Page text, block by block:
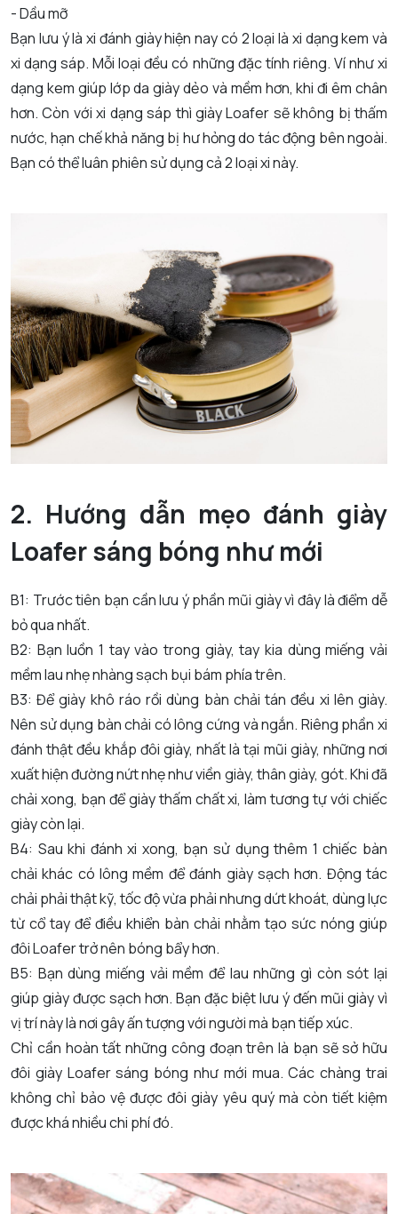
- Dầu mỡ
Bạn lưu ý là xi đánh giày hiện nay có 2 loại là xi dạng kem và
xi dạng sáp. Mỗi loại đều có những đặc tính riêng. Ví như xi
dạng kem giúp lớp da giày dẻo và mềm hơn, khi đi êm chân
hơn. Còn với xi dạng sáp thì giày Loafer sẽ không bị thấm
nước, hạn chế khả năng bị hư hỏng do tác động bên ngoài.
Bạn có thể luân phiên sử dụng cả 2 loại xi này.
2. Hướng dẫn mẹo đánh giày
Loafer sáng bóng như mới
B1: Trước tiên bạn cần lưu ý phần mũi giày vì đây là điểm dễ
bỏ qua nhất.
B2: Bạn luồn 1 tay vào trong giày, tay kia dùng miếng vải
mềm lau nhẹ nhàng sạch bụi bám phía trên.
B3: Để giày khô ráo rồi dùng bàn chải tán đều xi lên giày.
Nên sử dụng bàn chải có lông cứng và ngắn. Riêng phần xi
đánh thật đều khắp đôi giày, nhất là tại mũi giày, những nơi
xuất hiện đường nứt nhẹ như viền giày, thân giày, gót. Khi đã
chải xong, bạn để giày thấm chất xi, làm tương tự với chiếc
giày còn lại.
B4: Sau khi đánh xi xong, bạn sử dụng thêm 1 chiếc bàn
chải khác có lông mềm để đánh giày sạch hơn. Động tác
chải phải thật kỹ, tốc độ vừa phải nhưng dứt khoát, dùng lực
từ cổ tay để điều khiển bàn chải nhằm tạo sức nóng giúp
đôi Loafer trở nên bóng bẩy hơn.
B5: Bạn dùng miếng vải mềm để lau những gì còn sót lại
giúp giày được sạch hơn. Bạn đặc biệt lưu ý đến mũi giày vì
vị trí này là nơi gây ấn tượng với người mà bạn tiếp xúc.
Chỉ cần hoàn tất những công đoạn trên là bạn sẽ sở hữu
đôi giày Loafer sáng bóng như mới mua. Các chàng trai
không chỉ bảo vệ được đôi giày yêu quý mà còn tiết kiệm
được khá nhiều chi phí đó.